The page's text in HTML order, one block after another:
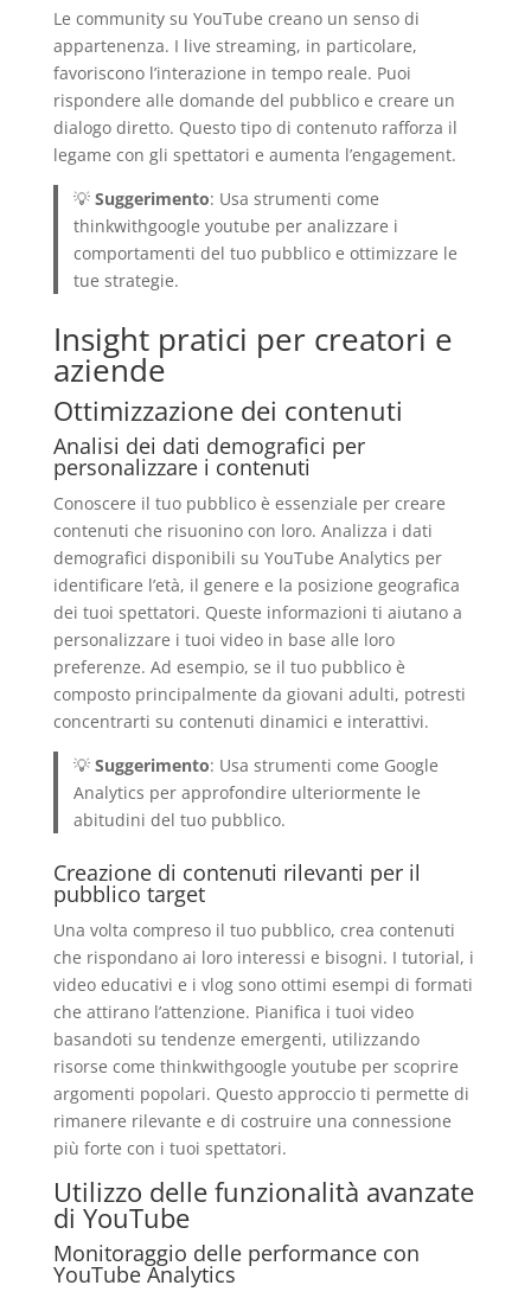
Le community su YouTube creano un senso di
appartenenza. I live streaming, in particolare,
favoriscono l’interazione in tempo reale. Puoi
rispondere alle domande del pubblico e creare un
dialogo diretto. Questo tipo di contenuto rafforza il
legame con gli spettatori e aumenta l’engagement.
💡Suggerimento: Usa strumenti come
thinkwithgoogle youtube per analizzare i
comportamenti del tuo pubblico e ottimizzare le
tue strategie.
Insight pratici per creatori e
aziende
Ottimizzazione dei contenuti
Analisi dei dati demografici per
personalizzare i contenuti
Conoscere il tuo pubblico è essenziale per creare
contenuti che risuonino con loro. Analizza i dati
demografici disponibili su YouTube Analytics per
identificare l’età, il genere e la posizione geografica
dei tuoi spettatori. Queste informazioni ti aiutano a
personalizzare i tuoi video in base alle loro
preferenze. Ad esempio, se il tuo pubblico è
composto principalmente da giovani adulti, potresti
concentrarti su contenuti dinamici e interattivi.
💡Suggerimento: Usa strumenti come Google
Analytics per approfondire ulteriormente le
abitudini del tuo pubblico.
Creazione di contenuti rilevanti per il
pubblico target
Una volta compreso il tuo pubblico, crea contenuti
che rispondano ai loro interessi e bisogni. I tutorial, i
video educativi e i vlog sono ottimi esempi di formati
che attirano l’attenzione. Pianifica i tuoi video
basandoti su tendenze emergenti, utilizzando
risorse come thinkwithgoogle youtube per scoprire
argomenti popolari. Questo approccio ti permette di
rimanere rilevante e di costruire una connessione
più forte con i tuoi spettatori.
Utilizzo delle funzionalità avanzate
di YouTube
Monitoraggio delle performance con
YouTube Analytics